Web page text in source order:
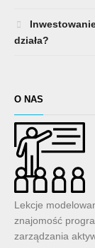
działa?
O NAS
Lekcje
znajomość
zarządzania